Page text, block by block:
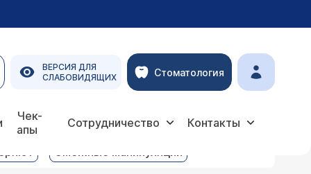
ВЕРСИЯ ДЛЯ
СЛАБОВИДЯЩИХ
Стоматология
Чек-
апы
Сотрудничество Контакты
Смежные манипуляции